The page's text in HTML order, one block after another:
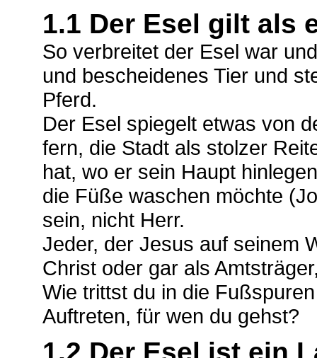
1.1 Der Esel gilt als
So verbreitet der Esel war
und bescheidenes Tier und
Pferd.
Der Esel spiegelt etwas von
fern, die Stadt als stolzer
hat, wo er sein Haupt
die Füße waschen möchte
sein, nicht Herr.
Jeder, der Jesus auf seinem
Christ oder gar als
Wie trittst du in die
Auftreten, für wen du gehst?